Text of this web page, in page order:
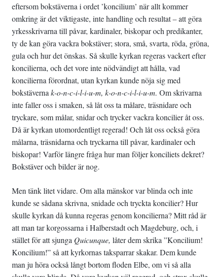
eftersom bokstäverna i ordet ’koncilium’ när allt kommer
omkring är det viktigaste, inte handling och resultat – att göra
yrkesskrivarna till påvar, kardinaler, biskopar och predikanter,
ty de kan göra vackra bokstäver; stora, små, svarta, röda, gröna,
gula och hur det önskas. Så skulle kyrkan regeras vackert efter
koncilierna, och det vore inte nödvändigt att hålla, vad
koncilierna förordnat, utan kyrkan kunde nöja sig med
bokstävernak-o-n-c-i-l-i-u-m, k-o-n­-c-i-l-i-u-m. Om skrivarna
inte faller oss i smaken, så låt oss ta målare, träsnidare och
tryckare, som målar, snidar och trycker vackra koncilier åt oss.
Då är kyrkan utomordentligt regerad! Och låt oss också göra
målarna, träsnidarna och tryckarna till påvar, kardinaler och
biskopar! Varför längre fråga hur man följer konciliets dekret?
Bokstäver och bilder är nog.
Men tänk litet vidare. Om alla mänskor var blinda och inte
kunde se sådana skrivna, snidade och tryckta koncilier? Hur
skulle kyrkan då kunna regeras genom koncilierna? Mitt råd är
att man tar korgossarna i Halberstadt och Magdeburg, och, i
stället för att sjunga Quicunque, låter dem skrika ”Koncilium!
Koncilium!” så att kyrkornas taksparrar skakar. Dem kunde
man ju höra också långt bortom floden Elbe, om vi så alla